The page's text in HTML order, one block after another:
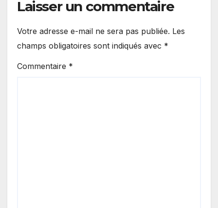
Laisser un commentaire
Votre adresse e-mail ne sera pas publiée. Les
champs obligatoires sont indiqués avec *
Commentaire *